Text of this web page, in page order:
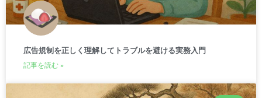
広告規制を正しく理解してトラブルを避ける実務入門
記事を読む »